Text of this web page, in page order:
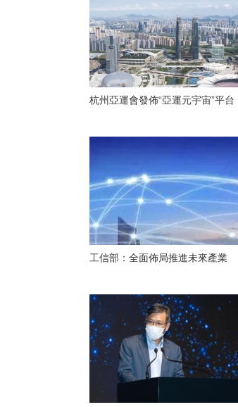
杭州亞運會發佈“亞運元宇宙”平台
工信部：全面佈局推進未來產業